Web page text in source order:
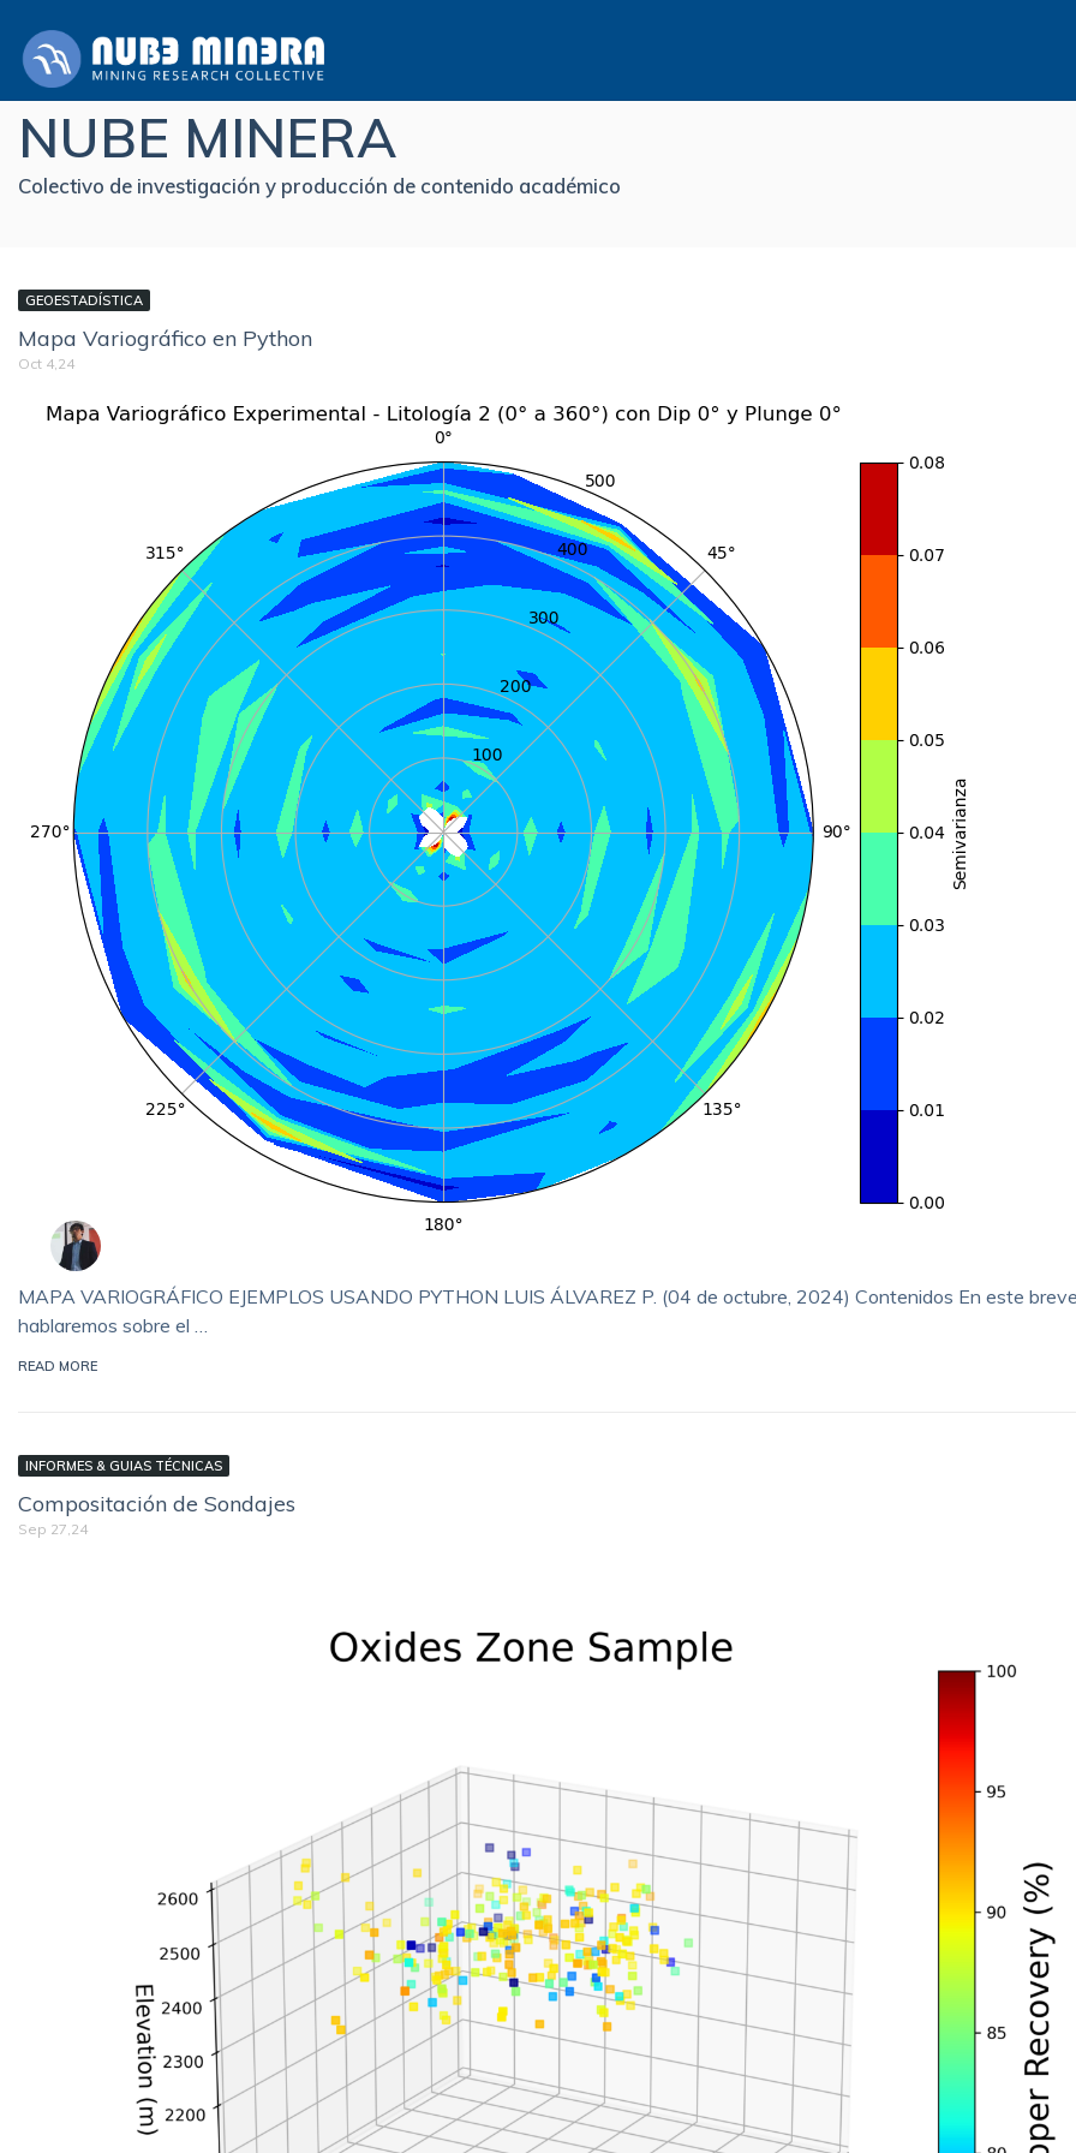
NUBE MINERA
Colectivo de investigación y producción de contenido académico
GEOESTADÍSTICA
Mapa Variográfico en Python
Oct 4,24
MAPA VARIOGRÁFICO EJEMPLOS USANDO PYTHON LUIS ÁLVAREZ P. (04 de octubre, 2024) Contenidos En este
hablaremos sobre el …
READ MORE
INFORMES & GUIAS TÉCNICAS
Compositación de Sondajes
Sep 27,24